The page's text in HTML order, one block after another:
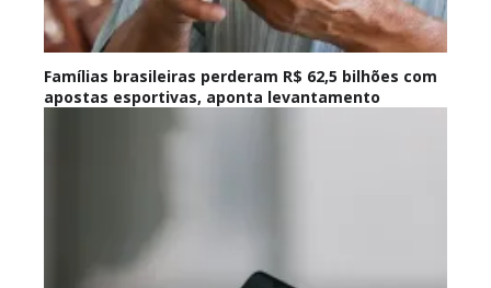
Famílias brasileiras perderam R$ 62,5 bilhões com
apostas esportivas, aponta levantamento